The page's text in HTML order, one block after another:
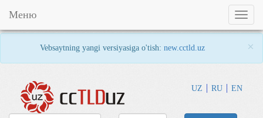
Vebsaytning yangi versiyasiga o'tish: new.cctld.uz ×
UZ RU EN
Toggle
Меню